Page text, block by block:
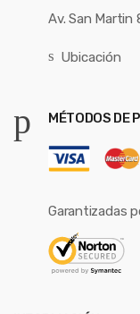
Av. San Martin
Ubicación
MÉTODOS DE
Garantizadas